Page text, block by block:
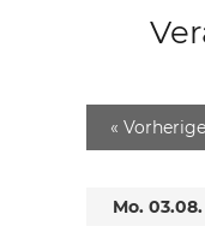
« Vorherige
Mo. 03.08.